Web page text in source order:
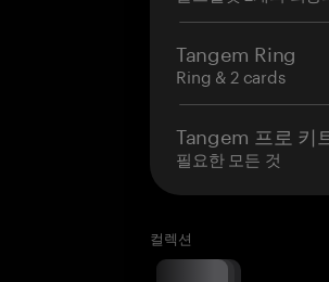
Tangem Ring
Ring & 2 cards
Tangem 프로 키
필요한 모든 것
컬렉션